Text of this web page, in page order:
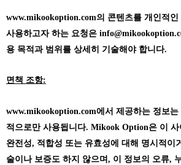
www.mikookoption.com의 콘텐츠를 개인적
사용하고자 하는 요청은
용 목적과 범위를 상세히 기술해야 합니다.
면책 조항:
www.mikookoption.com에서 제공하는 정보
적으로만 사용됩니다. Mikook Option은 이
완전성, 적합성 또는 유효성에 대해 명시적이
술이나 보증도 하지 않으며, 이 정보의 오류,